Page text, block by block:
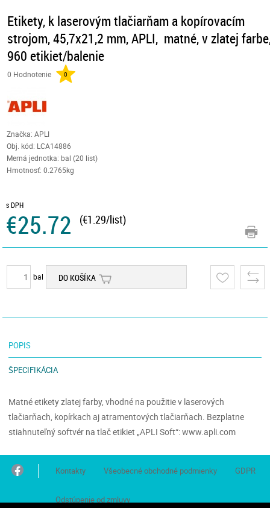
Etikety, k laserovým tlačiarňam a kopírovacím
strojom, 45,7x21,2 mm, APLI, matné, v zlatej
960 etikiet/balenie
0 Hodnotenie 0
Značka: APLI
Obj. kód: LCA14886
Merná jednotka: bal (20 list)
Hmotnosť: 0.2765kg
s DPH
€25.72 (€1.29/list)
bal DO KOŠÍKA
POPIS
ŠPECIFIKÁCIA
Matné etikety zlatej farby, vhodné na použitie v laserových
tlačiarňach, kopírkach aj atramentových tlačiarňach. Bezplatne
stiahnuteľný softvér na tlač etikiet „APLI Soft“: www.apli.com
Kontakty Všeobecné obchodné podmienky GDPR
Odstúpenie od zmluvy